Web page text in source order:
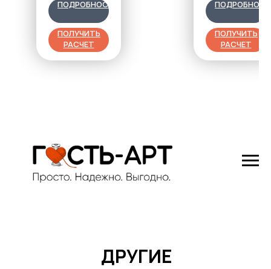
ПОДРОБНОСТИ
ПОЛУЧИТЬ
РАСЧЕТ
см
ПОЛУЧИТЬ
РАСЧЕТ
ДРУГИЕ